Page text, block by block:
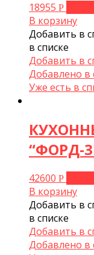
18955 Р
В корзину
Добавить в
в списке
Добавить в
Добавлено в
Уже есть в
“ФОРД-
42600 Р
В корзину
Добавить в
в списке
Добавить в
Добавлено в